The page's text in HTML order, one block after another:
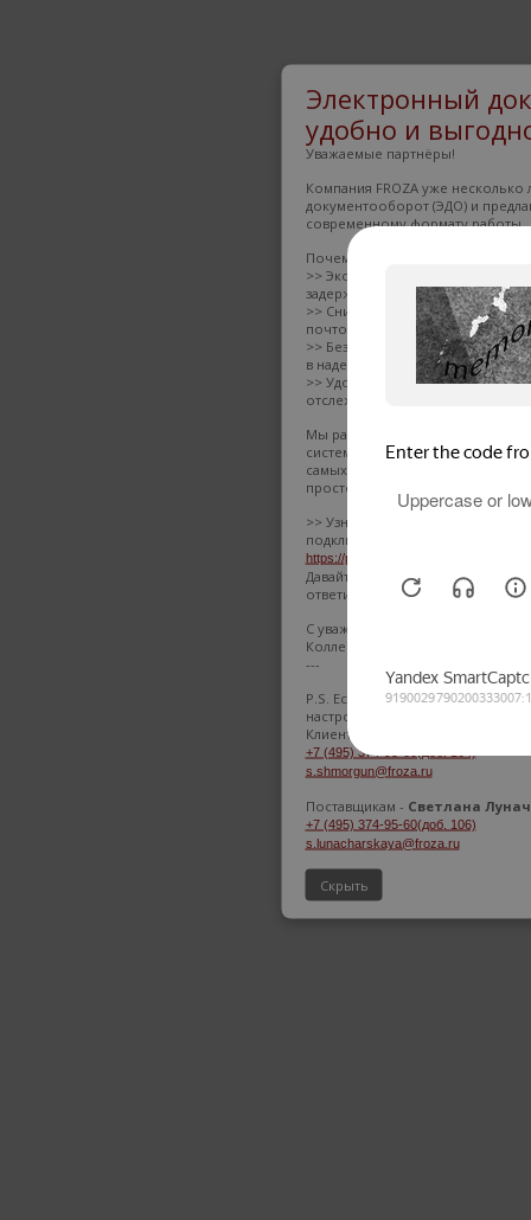
Электронный
удобно и
Уважаемые партнёры!
Компания FROZA уже несколько
документооборот (ЭДО) и
современному формату работы.
Почему это удобно?
>> Экономия времени –
задержек.
>> Снижение затрат – больше не
почтовые услуги.
>> Безопасность – документы
в надежном сервисе.
>> Удобный контроль – все
отслеживать онлайн.
Мы работаем через
системе Диадок 2BM-7714388705-
самых надежных сервисов ЭДО
просто.
>> Узнать подробнее и начать
подключению):
https://promo.diadoc.ru/clients/
Давайте сделаем наше
ответить на ваши вопросы.
С уважением,
Коллектив компании FROZA
---
P.S. Если вы уже используете
настройки обмена. Телефоны
Клиентам -
+7 (495) 374-95-60(доб. 104)
s.shmorgun@froza.ru
Поставщикам - Светлана
+7 (495) 374-95-60(доб. 106)
s.lunacharskaya@froza.ru
Скрыть